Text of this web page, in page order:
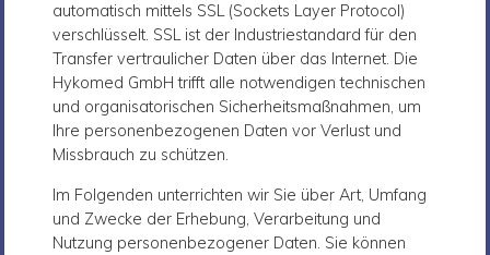
automatisch mittels SSL (Sockets Layer Protocol)
verschlüsselt. SSL ist der Industriestandard für den
Transfer vertraulicher Daten über das Internet. Die
Hykomed GmbH trifft alle notwendigen technischen
und organisatorischen Sicherheitsmaßnahmen, um
Ihre personenbezogenen Daten vor Verlust und
Missbrauch zu schützen.
Im Folgenden unterrichten wir Sie über Art, Umfang
und Zwecke der Erhebung, Verarbeitung und
Nutzung personenbezogener Daten. Sie können